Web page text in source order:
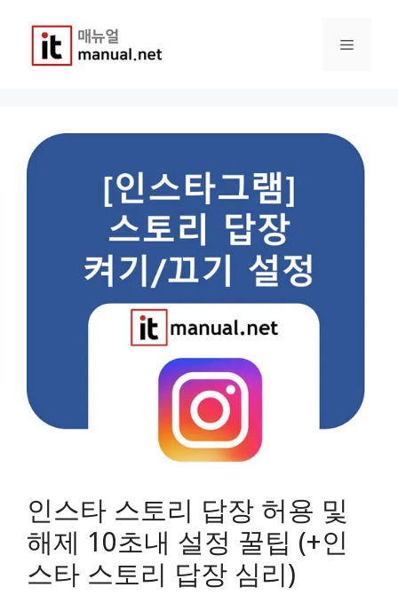
메
인스타 스토리 답장 허용 및
해제 10초내 설정 꿀팁 (+인
스타 스토리 답장 심리)